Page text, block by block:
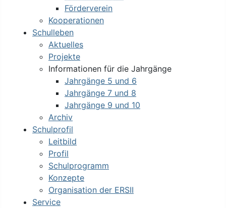
Förderverein
Kooperationen
Schulleben
Aktuelles
Projekte
Informationen für die Jahrgänge
Jahrgänge 5 und 6
Jahrgänge 7 und 8
Jahrgänge 9 und 10
Archiv
Schulprofil
Leitbild
Profil
Schulprogramm
Konzepte
Organisation der ERSII
Service